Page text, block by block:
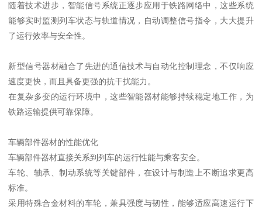
随着技术进步，智能信号系统正逐步应用于铁路网络中，这些系统
能够实时监测列车状态与轨道情况，自动调整信号指令，大大提升
了运行效率与安全性。
新型信号器材融合了先进的通信技术与自动化控制理念，不仅响应
速度更快，而且具备更强的抗干扰能力。
在复杂多变的运行环境中，这些智能器材能够持续稳定地工作，为
铁路运输提供可靠保障。
车辆部件器材的性能优化
车辆部件器材直接关系到列车的运行性能与乘客安全。
车轮、轴承、制动系统等关键部件，在设计与制造上不断追求更高
标准。
采用特殊合金材料的车轮，兼具强度与韧性，能够适应高速运行下